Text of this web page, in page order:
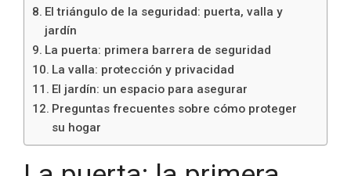
El triángulo de la seguridad: puerta, valla y
jardín
La puerta: primera barrera de seguridad
La valla: protección y privacidad
El jardín: un espacio para asegurar
Preguntas frecuentes sobre cómo proteger
su hogar